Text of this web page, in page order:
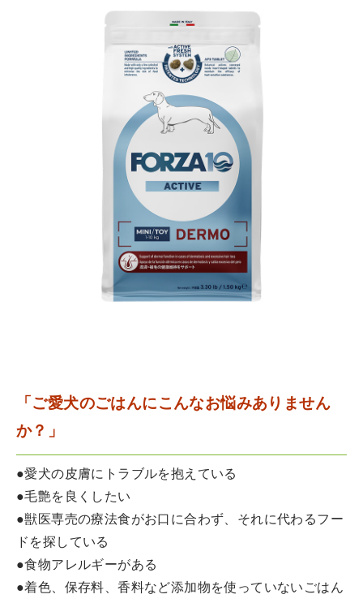
「ご愛犬のごはんにこんなお悩みありません
か？」
●愛犬の皮膚にトラブルを抱えている
●毛艶を良くしたい
●獣医専売の療法食がお口に合わず、それに代わるフー
ドを探している
●食物アレルギーがある
●着色、保存料、香料など添加物を使っていないごはん